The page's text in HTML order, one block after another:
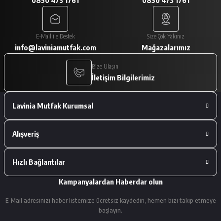
A... V... | 29/01/2026
Paketleme çok iyiydi. Ürünler tam
istediğimiz gibiydi.
A... V... | 29/01/2026
Deneyimini Paylaş
E-Mail ile Destek
info@laviniamutfak.com
Size Çok Yakınız
Mağazalarımız
Bize Ulaşın
İletişim Bilgilerimiz
Lavinia Mutfak Kurumsal
Alışveriş
Hızlı Bağlantılar
Kampanyalardan Haberdar olun
E-Mail adresinizi haber listemize ücretsiz kaydedin, hemen bizi takip etmeye
başlayın.